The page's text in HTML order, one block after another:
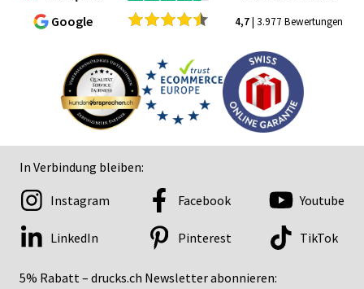
Google 4,7| 3.977 Bewertungen
In Verbindung bleiben:
5% Rabatt – drucks.ch Newsletter abonnieren:
Instagram Facebook Youtube
LinkedIn Pinterest TikTok